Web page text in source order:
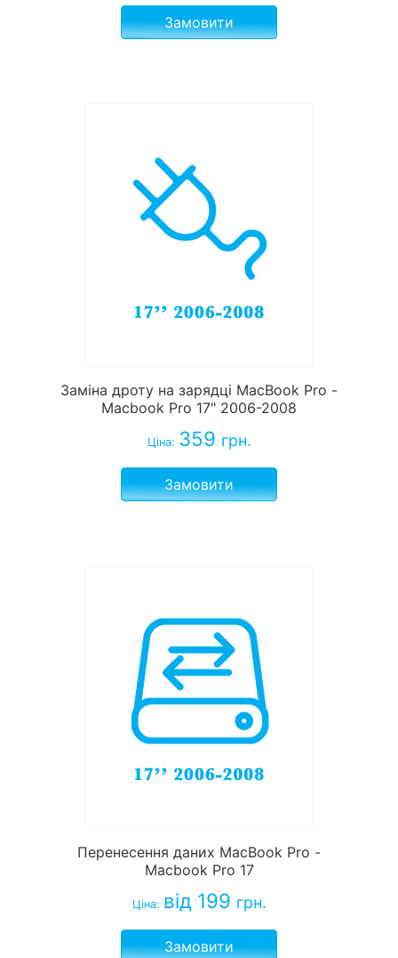
Замовити
Заміна дроту на зарядці MacBook Pro -
Macbook Pro 17" 2006-2008
Ціна: 359 грн.
Замовити
Перенесення даних MacBook Pro -
Macbook Pro 17
Ціна: від 199 грн.
Замовити